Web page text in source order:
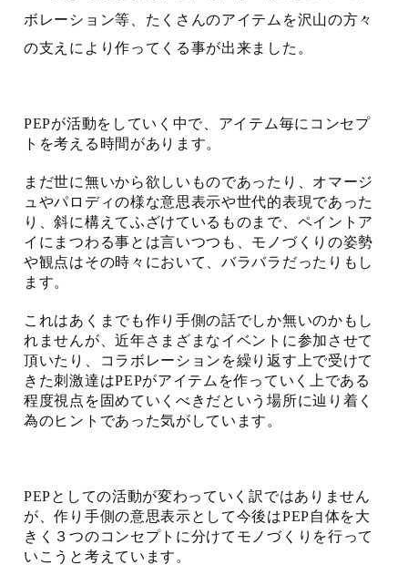
ボレーション等、たくさんのアイテムを沢山の方々
の支えにより作ってくる事が出来ました。
PEPが活動をしていく中で、アイテム毎にコンセプ
トを考える時間があります。
まだ世に無いから欲しいものであったり、オマージ
ュやパロディの様な意思表示や世代的表現であった
り、斜に構えてふざけているものまで、ペイントア
イにまつわる事とは言いつつも、モノづくりの姿勢
や観点はその時々において、バラバラだったりもし
ます。
これはあくまでも作り手側の話でしか無いのかもし
れませんが、近年さまざまなイベントに参加させて
頂いたり、コラボレーションを繰り返す上で受けて
きた刺激達はPEPがアイテムを作っていく上である
程度視点を固めていくべきだという場所に辿り着く
為のヒントであった気がしています。
PEPとしての活動が変わっていく訳ではありません
が、作り手側の意思表示として今後はPEP自体を大
きく３つのコンセプトに分けてモノづくりを行って
いこうと考えています。